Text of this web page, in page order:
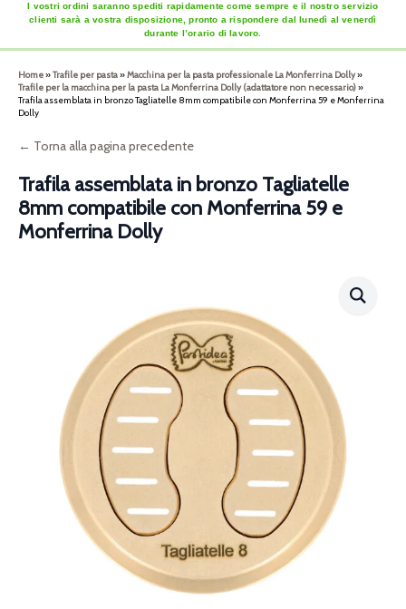
I vostri ordini saranno spediti rapidamente come sempre e il nostro servizio
clienti sarà a vostra disposizione, pronto a rispondere dal lunedì al venerdì
durante l’orario di lavoro.
Home»Trafile per pasta»Macchina per la pasta professionale La Monferrina Dolly»
Trafile per la macchina per la pasta La Monferrina Dolly (adattatore non necessario)»
Trafila assemblata in bronzo Tagliatelle 8mm compatibile con Monferrina 59 e Monferrina
Dolly
← Torna alla pagina precedente
Trafila assemblata in bronzo Tagliatelle
8mm compatibile con Monferrina 59 e
Monferrina Dolly